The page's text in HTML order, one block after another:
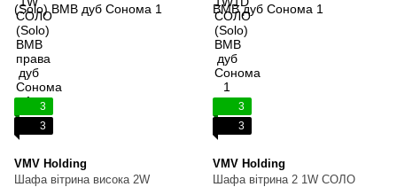
3
3
VMV Holding
Шафа вітрина висока 2W
3
3
VMV Holding
Шафа вітрина 2 1W СОЛО